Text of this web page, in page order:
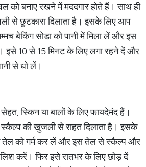
बनाए रखने में मददगार होते हैं। साथ ही
से छुटकारा दिलाता है। इसके लिए आप
बेकिंग सोडा को पानी में मिला लें और इस
इसे 10 से 15 मिनट के लिए लगा रहने दें और
से धो लें।
स्किन या बालों के लिए फायदेमंद हैं।
की खुजली से राहत दिलाता है। इसके
को गर्म कर लें और इस तेल से स्कैल्प और
करें। फिर इसे रातभर के लिए छोड़ दें